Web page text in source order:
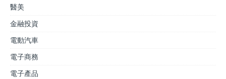
醫美
金融投資
電動汽車
電子商務
電子產品